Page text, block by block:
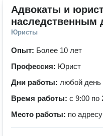
Адвокаты и
наследственным
Юристы
Опыт: Более 10 лет
Профессия: Юрист
Дни работы: любой день
Время работы: с 9:00 по
Место работы: по